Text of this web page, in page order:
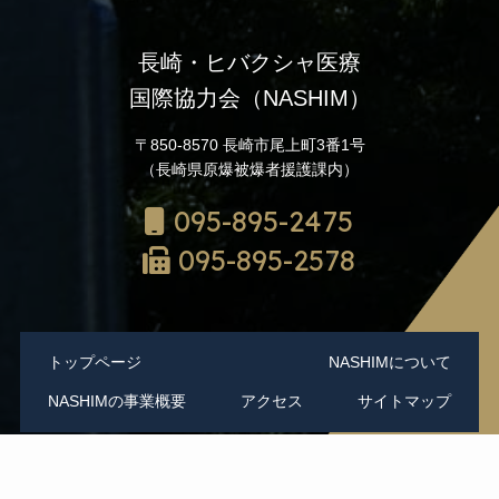
長崎・ヒバクシャ医療
国際協力会（NASHIM）
〒850-8570 長崎市尾上町3番1号
（長崎県原爆被爆者援護課内）
095-895-2475
095-895-2578
トップページ NASHIMについて
NASHIMの事業概要 アクセス サイトマップ